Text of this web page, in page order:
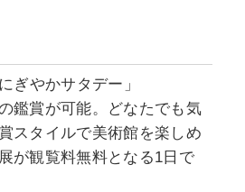
ぎやかサタデー」
鑑賞が可能。どなたでも気
スタイルで美術館を楽しめ
が観覧料無料となる1日で